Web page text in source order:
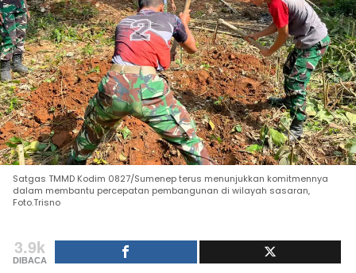
Satgas TMMD Kodim 0827/Sumenep terus menunjukkan komitmennya
dalam membantu percepatan pembangunan di wilayah sasaran,
Foto.Trisno
3.9k
DIBACA